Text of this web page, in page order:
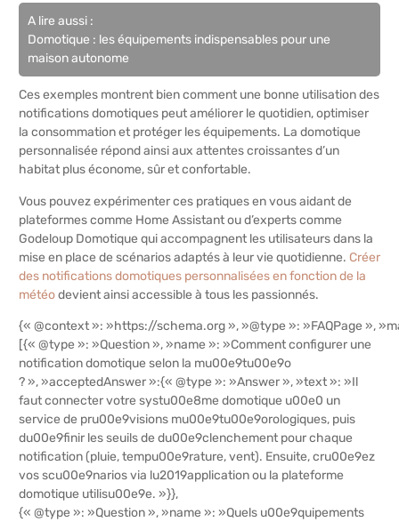
A lire aussi :
Domotique : les équipements indispensables pour une
maison autonome
Ces exemples montrent bien comment une bonne utilisation des
notifications domotiques peut améliorer le quotidien, optimiser
la consommation et protéger les équipements. La domotique
personnalisée répond ainsi aux attentes croissantes d’un
habitat plus économe, sûr et confortable.
Vous pouvez expérimenter ces pratiques en vous aidant de
plateformes comme Home Assistant ou d’experts comme
Godeloup Domotique qui accompagnent les utilisateurs dans la
mise en place de scénarios adaptés à leur vie quotidienne. Créer
des notifications domotiques personnalisées en fonction de la
météodevient ainsi accessible à tous les passionnés.
{« @context »: »https://schema.org », »@type »: »FAQPage »,
[{« @type »: »Question », »name »: »Comment configurer une
notification domotique selon la mu00e9tu00e9o
? », »acceptedAnswer »:{« @type »: »Answer », »text »: »Il
faut connecter votre systu00e8me domotique u00e0 un
service de pru00e9visions mu00e9tu00e9orologiques, puis
du00e9finir les seuils de du00e9clenchement pour chaque
notification (pluie, tempu00e9rature, vent). Ensuite, cru00e9ez
vos scu00e9narios via lu2019application ou la plateforme
domotique utilisu00e9e. »}},
{« @type »: »Question », »name »: »Quels u00e9quipements